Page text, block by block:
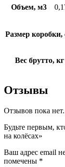
Объем, м3
Размер коробки,
Вес брутто, кг
Отзывы
Отзывов пока нет.
Будьте первым,
на колёсах»
Ваш адрес email
помечены *